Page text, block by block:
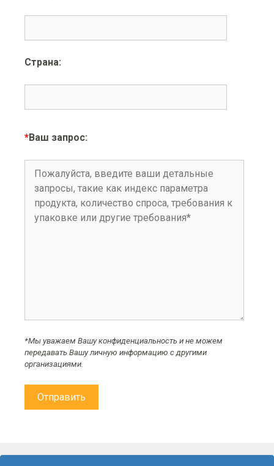
Страна:
*Ваш запрос:
*Мы уважаем Вашу конфиденциальность и не можем
передавать Вашу личную информацию с другими
организациями.